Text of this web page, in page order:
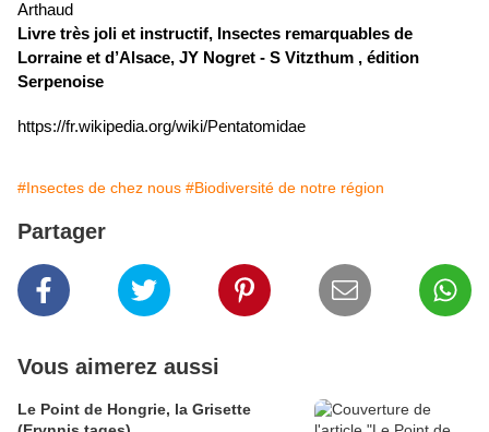
Arthaud
Livre très joli et instructif, Insectes remarquables de
Lorraine et d’Alsace, JY Nogret - S Vitzthum , édition
Serpenoise
https://fr.wikipedia.org/wiki/Pentatomidae
#Insectes de chez nous #Biodiversité de notre région
Partager
Vous aimerez aussi
Le Point de Hongrie, la Grisette